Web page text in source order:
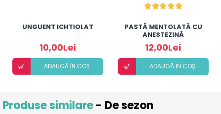
UNGUENT ICHTIOLAT
10,00Lei
ADAUGÃ ÎN COȘ
PASTĂ MENTOLATĂ CU
ANESTEZINĂ
12,00Lei
ADAUGÃ ÎN COȘ
Produse similare- De sezon